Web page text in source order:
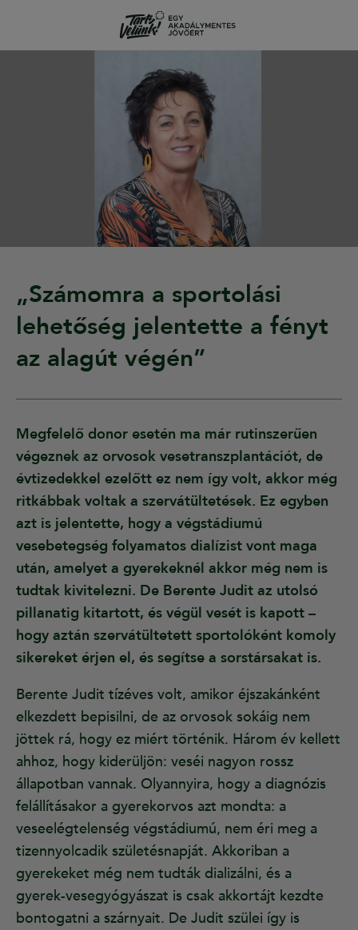
„Számomra a sportolási
lehetőség jelentette a fényt
az alagút végén”
Megfelelő donor esetén ma már rutinszerűen
végeznek az orvosok vesetranszplantációt, de
évtizedekkel ezelőtt ez nem így volt, akkor még
ritkábbak voltak a szervátültetések. Ez egyben
azt is jelentette, hogy a végstádiumú
vesebetegség folyamatos dialízist vont maga
után, amelyet a gyerekeknél akkor még nem is
tudtak kivitelezni. De Berente Judit az utolsó
pillanatig kitartott, és végül vesét is kapott –
hogy aztán szervátültetett sportolóként komoly
sikereket érjen el, és segítse a sorstársakat is.
Berente Judit tízéves volt, amikor éjszakánként
elkezdett bepisilni, de az orvosok sokáig nem
jöttek rá, hogy ez miért történik. Három év kellett
ahhoz, hogy kiderüljön: veséi nagyon rossz
állapotban vannak. Olyannyira, hogy a diagnózis
felállításakor a gyerekorvos azt mondta: a
veseelégtelenség végstádiumú, nem éri meg a
tizennyolcadik születésnapját. Akkoriban a
gyerekeket még nem tudták dializálni, és a
gyerek-vesegyógyászat is csak akkortájt kezdte
bontogatni a szárnyait. De Judit szülei így is